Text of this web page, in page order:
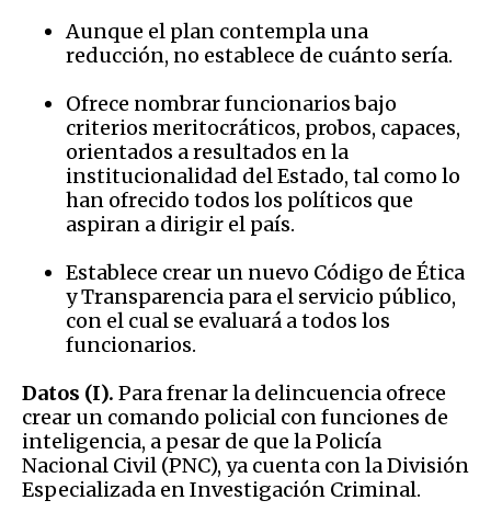
Aunque el plan contempla una
reducción, no establece de cuánto sería.
Ofrece nombrar funcionarios bajo
criterios meritocráticos, probos, capaces,
orientados a resultados en la
institucionalidad del Estado, tal como lo
han ofrecido todos los políticos que
aspiran a dirigir el país.
Establece crear un nuevo Código de Ética
y Transparencia para el servicio público,
con el cual se evaluará a todos los
funcionarios.
Datos (I). Para frenar la delincuencia ofrece
crear un comando policial con funciones de
inteligencia, a pesar de que la Policía
Nacional Civil (PNC), ya cuenta con la División
Especializada en Investigación Criminal.